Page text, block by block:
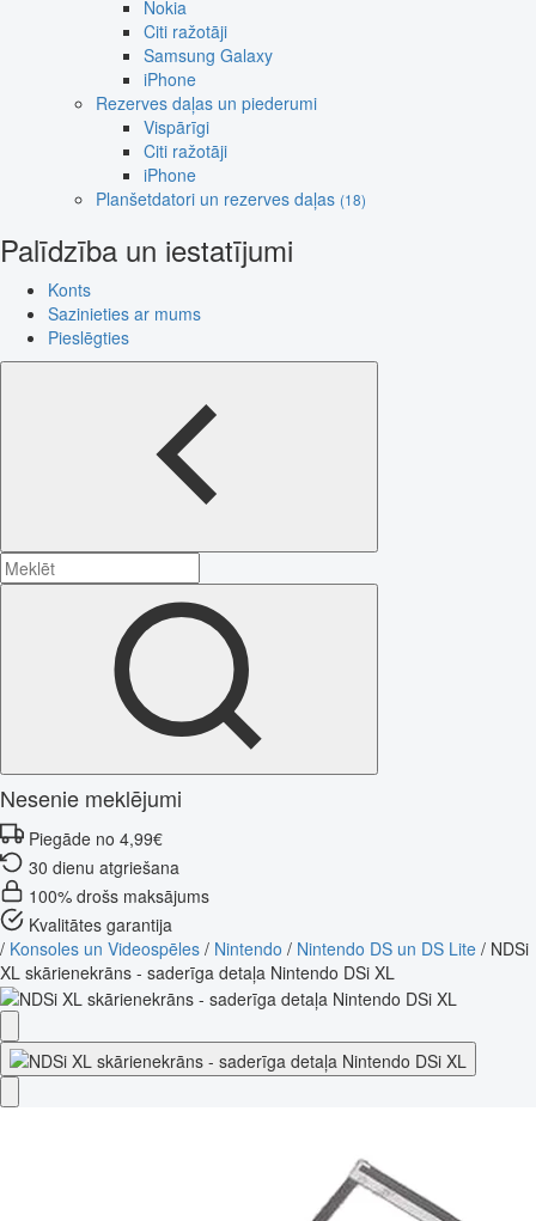
Nokia
Citi ražotāji
Samsung Galaxy
iPhone
Rezerves daļas un piederumi
Vispārīgi
Citi ražotāji
iPhone
Planšetdatori un rezerves daļas (18)
Palīdzība un iestatījumi
Konts
Sazinieties ar mums
Pieslēgties
Nesenie meklējumi
Piegāde no 4,99€
30 dienu atgriešana
100% drošs maksājums
Kvalitātes garantija
/ Konsoles un Videospēles / Nintendo / Nintendo DS un DS Lite / NDSi
XL skārienekrāns - saderīga detaļa Nintendo DSi XL